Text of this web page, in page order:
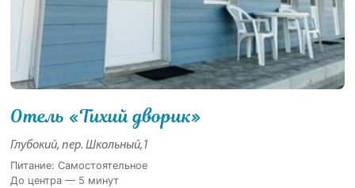
Отель «Тихий дворик»
Глубокий, пер. Школьный,1
Питание: Самостоятельное
До центра — 5 минут